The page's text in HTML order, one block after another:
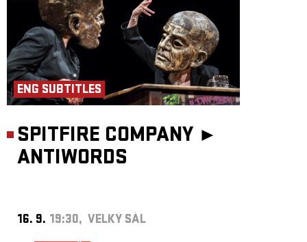
ENG SUBTITLES
SPITFIRE COMPANY ►
ANTIWORDS
16. 9. 19:30, VELKÝ SÁL